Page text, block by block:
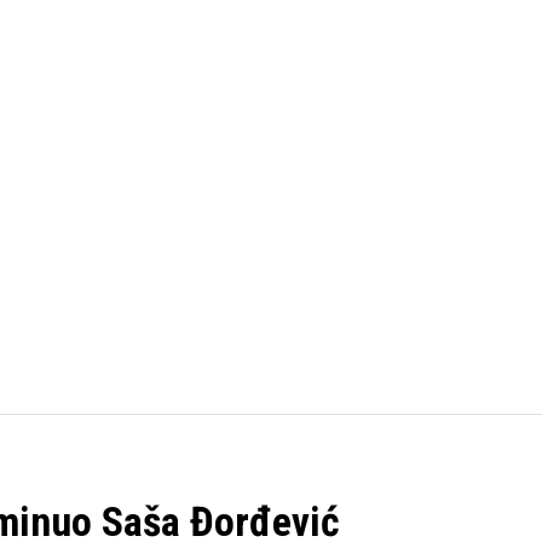
Saša Đorđević